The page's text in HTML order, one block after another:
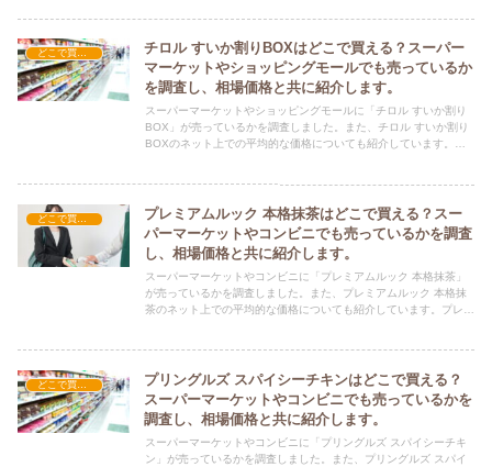
どこで買える？-お菓子・スイーツ・アイス
チロル すいか割りBOXはどこで買える？スーパー
マーケットやショッピングモールでも売っているか
を調査し、相場価格と共に紹介します。
スーパーマーケットやショッピングモールに「チロル すいか割り
BOX」が売っているかを調査しました。また、チロル すいか割り
BOXのネット上での平均的な価格についても紹介しています。チ
どこで買える？-お菓子・スイーツ・アイス
プレミアムルック 本格抹茶はどこで買える？スー
パーマーケットやコンビニでも売っているかを調査
し、相場価格と共に紹介します。
スーパーマーケットやコンビニに「プレミアムルック 本格抹茶」
が売っているかを調査しました。また、プレミアムルック 本格抹
茶のネット上での平均的な価格についても紹介しています。プレミ
どこで買える？-お菓子・スイーツ・アイス
プリングルズ スパイシーチキンはどこで買える？
スーパーマーケットやコンビニでも売っているかを
調査し、相場価格と共に紹介します。
スーパーマーケットやコンビニに「プリングルズ スパイシーチキ
ン」が売っているかを調査しました。また、プリングルズ スパイ